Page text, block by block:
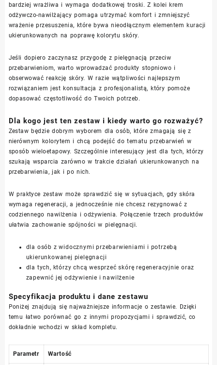
bardziej wrażliwa i wymaga dodatkowej troski. Z kolei krem
odżywczo-nawilżający pomaga utrzymać komfort i zmniejszyć
wrażenie przesuszenia, które bywa nieodłącznym elementem kuracji
ukierunkowanych na poprawę kolorytu skóry.
Jeśli dopiero zaczynasz przygodę z pielęgnacją przeciw
przebarwieniom, warto wprowadzać produkty stopniowo i
obserwować reakcję skóry. W razie wątpliwości najlepszym
rozwiązaniem jest konsultacja z profesjonalistą, który pomoże
dopasować częstotliwość do Twoich potrzeb.
Dla kogo jest ten zestaw i kiedy warto go rozważyć?
Zestaw będzie dobrym wyborem dla osób, które zmagają się z
nierównym kolorytem i chcą podejść do tematu przebarwień w
sposób wieloetapowy. Szczególnie interesujący jest dla tych, którzy
szukają wsparcia zarówno w trakcie działań ukierunkowanych na
przebarwienia, jak i po nich.
W praktyce zestaw może sprawdzić się w sytuacjach, gdy skóra
wymaga regeneracji, a jednocześnie nie chcesz rezygnować z
codziennego nawilżenia i odżywienia. Połączenie trzech produktów
ułatwia zachowanie spójności w pielęgnacji.
dla osób z widocznymi przebarwieniami i potrzebą
ukierunkowanej pielęgnacji
dla tych, którzy chcą wesprzeć skórę regeneracyjnie oraz
zapewnić jej odżywienie i nawilżenie
Specyfikacja produktu i dane zestawu
Poniżej znajdują się najważniejsze informacje o zestawie. Dzięki
temu łatwo porównać go z innymi propozycjami i sprawdzić, co
dokładnie wchodzi w skład kompletu.
Parametr Wartość